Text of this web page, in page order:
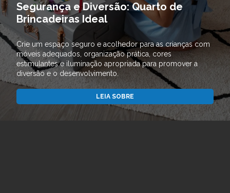
Segurança e Diversão: Quarto de
Brincadeiras Ideal
Crie um espaço seguro e acolhedor para as crianças com
móveis adequados, organização prática, cores
estimulantes e iluminação apropriada para promover a
diversão e o desenvolvimento.
LEIA SOBRE